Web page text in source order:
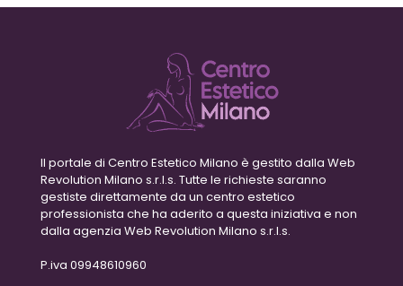
Il portale di Centro Estetico Milano è gestito dalla Web
Revolution Milano s.r.l.s. Tutte le richieste saranno
gestiste direttamente da un centro estetico
professionista che ha aderito a questa iniziativa e non
dalla agenzia Web Revolution Milano s.r.l.s.
P.iva 09948610960